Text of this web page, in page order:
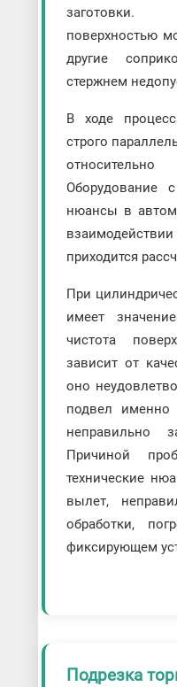
заготовки.
поверхностью
другие
стержнем
В ходе
строго
Оборудование
нюансы в
приходится
При
имеет
чистота
зависит от
оно
подвел именно
неправильно
Причиной
технические
вылет,
обработки,
фиксирующем
Подрезка